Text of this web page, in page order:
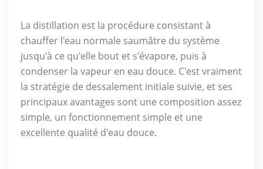
La distillation est la procédure consistant à
chauffer l'eau normale saumâtre du système
jusqu'à ce qu'elle bout et s'évapore, puis à
condenser la vapeur en eau douce. C'est vraiment
la stratégie de dessalement initiale suivie, et ses
principaux avantages sont une composition assez
simple, un fonctionnement simple et une
excellente qualité d'eau douce.